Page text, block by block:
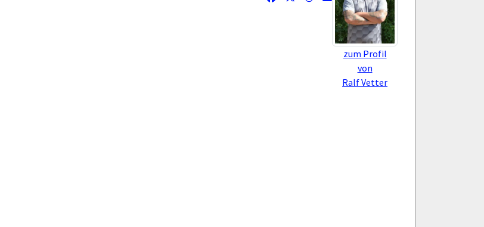
zum Profil
von
Ralf Vetter